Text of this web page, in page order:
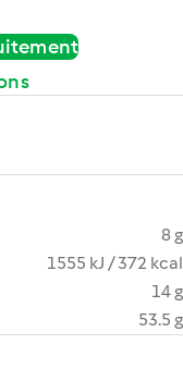
8 g
1555 kJ / 372 kcal
14 g
53.5 g